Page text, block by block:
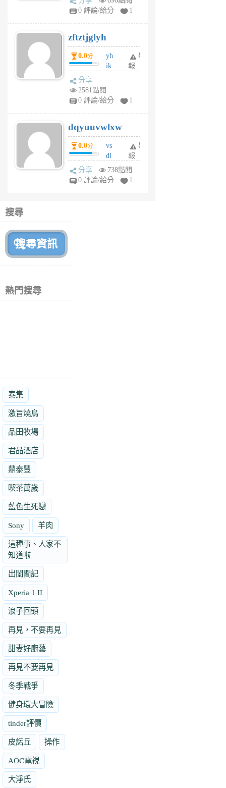
pe
月
前
0 評論/給分
1
zftztjglyh
0.0分
yh
ik
tu
6
個
月
前
舉
報
分享
2581點閱
0 評論/給分
1
dqyuuvwlxw
0.0分
vs
dl
sq
fy
舉
報
分享
738點閱
0 評論/給分
1
搜尋
熱門搜尋
泰集
激旨燒鳥
品田牧場
君品酒店
鼎泰豐
喫茶萬歲
藍色生死戀
Sony 羊肉
這種事、人家不
知道啦
出閨閣記
Xperia 1 II
浪子回頭
再見，不要再見
甜妻好廚藝
再見不要再見
冬季戰爭
健身環大冒險
tinder評價
皮諾丘 操作
AOC電視
大淨氏